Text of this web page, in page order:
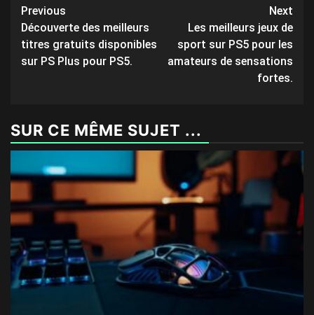
Post
navigation
Previous
Découverte des meilleurs
titres gratuits disponibles
sur PS Plus pour PS5.
Next
Les meilleurs jeux de
sport sur PS5 pour les
amateurs de sensations
fortes.
SUR CE MÊME SUJET ...